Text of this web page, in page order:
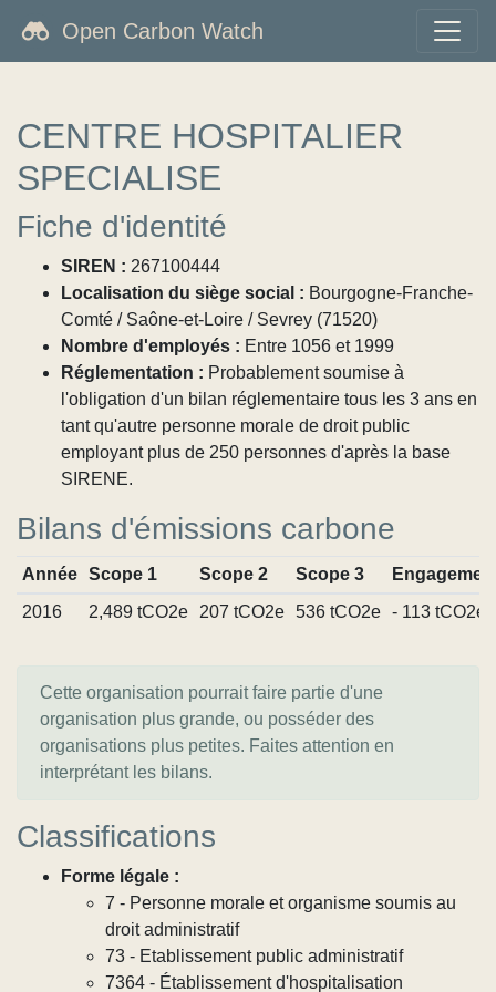
Open Carbon Watch
CENTRE HOSPITALIER
SPECIALISE
Fiche d'identité
SIREN : 267100444
Localisation du siège social : Bourgogne-Franche-
Comté / Saône-et-Loire / Sevrey (71520)
Nombre d'employés : Entre 1056 et 1999
Réglementation : Probablement soumise à
l'obligation d'un bilan réglementaire tous les 3 ans en
tant qu'autre personne morale de droit public
employant plus de 250 personnes d'après la base
SIRENE.
Bilans d'émissions carbone
Année Scope 1 Scope 2 Scope 3
2016
2,489 tCO2e 207 tCO2e 536 tCO2e - 113 tCO2e
Cette organisation pourrait faire partie d'une
organisation plus grande, ou posséder des
organisations plus petites. Faites attention en
interprétant les bilans.
Classifications
Forme légale :
7 - Personne morale et organisme soumis au
droit administratif
73 - Etablissement public administratif
7364 - Établissement d'hospitalisation